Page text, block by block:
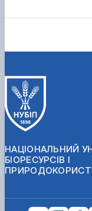
НАЦІОНАЛЬНИЙ
БІОРЕСУРСІВ І